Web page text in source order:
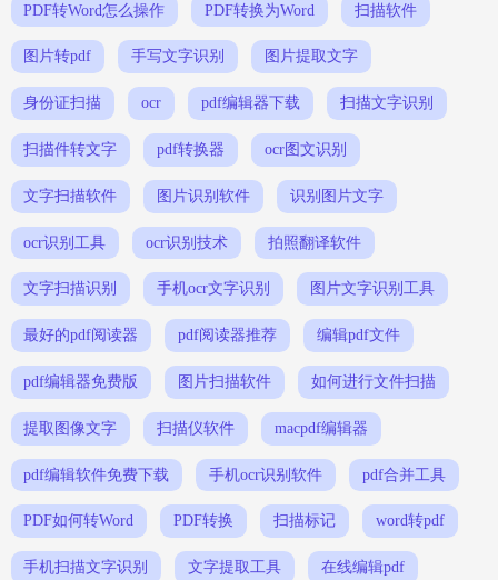
PDF转Word怎么操作 PDF转换为Word 扫描软件
图片转pdf 手写文字识别 图片提取文字
身份证扫描 ocr pdf编辑器下载 扫描文字识别
扫描件转文字 pdf转换器 ocr图文识别
文字扫描软件 图片识别软件 识别图片文字
ocr识别工具 ocr识别技术 拍照翻译软件
文字扫描识别 手机ocr文字识别 图片文字识别工具
最好的pdf阅读器 pdf阅读器推荐 编辑pdf文件
pdf编辑器免费版 图片扫描软件 如何进行文件扫描
提取图像文字 扫描仪软件 macpdf编辑器
pdf编辑软件免费下载 手机ocr识别软件 pdf合并工具
PDF如何转Word PDF转换 扫描标记 word转pdf
手机扫描文字识别 文字提取工具 在线编辑pdf